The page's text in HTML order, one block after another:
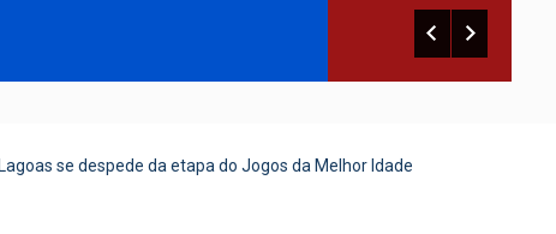
se despede da etapa do Jogos da Melhor Idade